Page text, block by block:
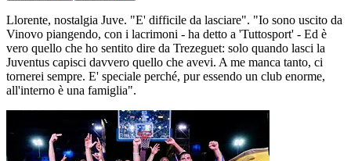
Llorente, nostalgia Juve. "E' difficile da lasciare". "Io sono uscito da
Vinovo piangendo, con i lacrimoni - ha detto a 'Tuttosport' - Ed è
vero quello che ho sentito dire da Trezeguet: solo quando lasci la
Juventus capisci davvero quello che avevi. A me manca tanto, ci
tornerei sempre. E' speciale perché, pur essendo un club enorme,
all'interno è una famiglia".